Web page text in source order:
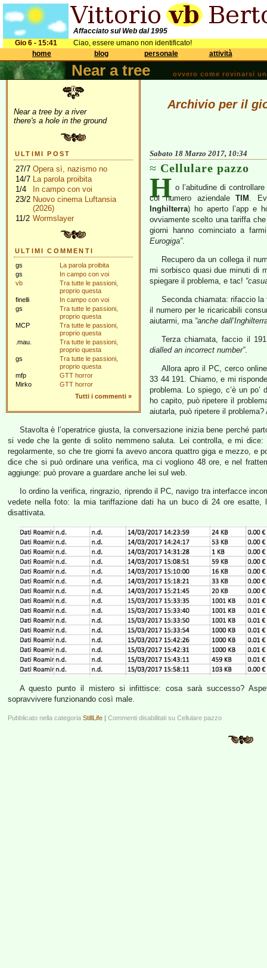
Affacciato sul Web dal 1995
Gio 6 - 15:41
Ciao, essere umano non identificato!
home
blog personale attività
Near a tree ovvero come rovinarsi
Near a tree by a river
there's a hole in the ground
ULTIMI POST
27/7 Opera sì, nazismo no
14/7 La parola proibita
1/4
In campo con voi
23/2 Nuovo cinema Luftansia
(2026)
11/2 Wormslayer
ULTIMI COMMENTI
gs
La parola proibita
gs
In campo con voi
vb
Tra tutte le passioni,
proprio questa
finelli
In campo con voi
gs
Tra tutte le passioni,
proprio questa
MCP
Tra tutte le passioni,
proprio questa
.mau.
Tra tutte le passioni,
proprio questa
gs
Tra tutte le passioni,
proprio questa
mfp
GTT horror
Mirko
GTT horror
Tutti i commenti »
Archivio per il
Sabato 18 Marzo 2017, 10:34
Cellulare pazzo
H o l’abitudine di
col numero aziendaleTIM .
Inghilterra) ho aperto l’app e
ovviamente scelto una tariffa
giorni hanno cominciato a
Eurogiga”.
Recupero da un collega il
mi sorbisco quasi due minuti di
spiegare il problema, e tac!
Seconda chiamata: rifaccio
il numero per le ricaricabili
aiutarmi, ma “anche
Terza chiamata, faccio il
dialled an incorrect number”.
Allora apro il PC, cerco
33 44 191. Chiamo, e mi
problema. Lo spiego, c’è un
ho capito, può ripetere il
aiutarla, può ripetere il
Stavolta è l’operatrice giusta, la conversazione inizia bene perché
si vede che la gente di solito nemmeno saluta. Lei controlla, e mi
regolarmente, so che tre giorni fa avevo ancora quattro giga e mezzo, e
dice che si può ordinare una verifica, ma ci vogliono 48 ore, e nel
aggiunge: può provare a guardare anche lei sul web.
Io ordino la verifica, ringrazio, riprendo il PC, navigo tra interfacce
vedete nella foto: la mia tariffazione dati ha un buco di 24 ore esatte,
disattivata.
A questo punto il mistero si infittisce: cosa sarà successo?
sopravvivere funzionando così male.
Pubblicato nella categoria StillLife | Commenti disabilitati su Cellulare pazzo